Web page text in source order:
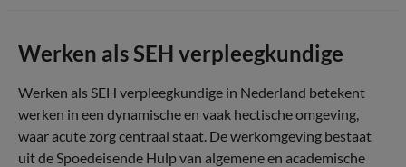
Werken als SEH verpleegkundige
Werken als SEH verpleegkundige in Nederland betekent
werken in een dynamische en vaak hectische omgeving,
waar acute zorg centraal staat. De werkomgeving bestaat
uit de Spoedeisende Hulp van algemene en academische